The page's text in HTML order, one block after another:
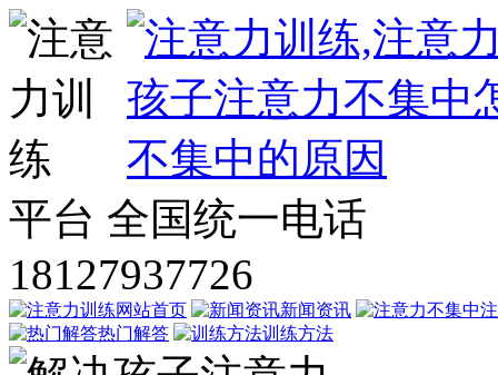
平台 全国统一电话
18127937726
网站首页 新闻资讯
热门解答
训练方法